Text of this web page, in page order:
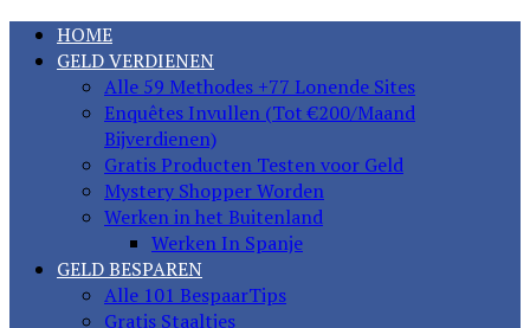
HOME
GELD VERDIENEN
Alle 59 Methodes +77 Lonende Sites
Enquêtes Invullen (Tot €200/Maand
Bijverdienen)
Gratis Producten Testen voor Geld
Mystery Shopper Worden
Werken in het Buitenland
Werken In Spanje
GELD BESPAREN
Alle 101 BespaarTips
Gratis Staaltjes